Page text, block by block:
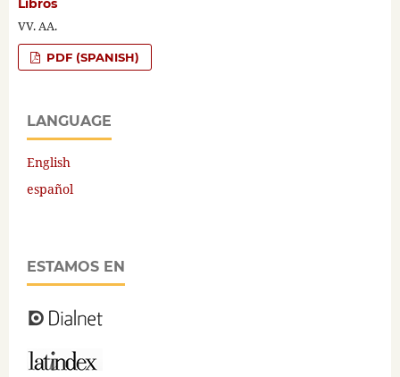
Libros
VV. AA.
PDF (SPANISH)
LANGUAGE
English
español
ESTAMOS EN